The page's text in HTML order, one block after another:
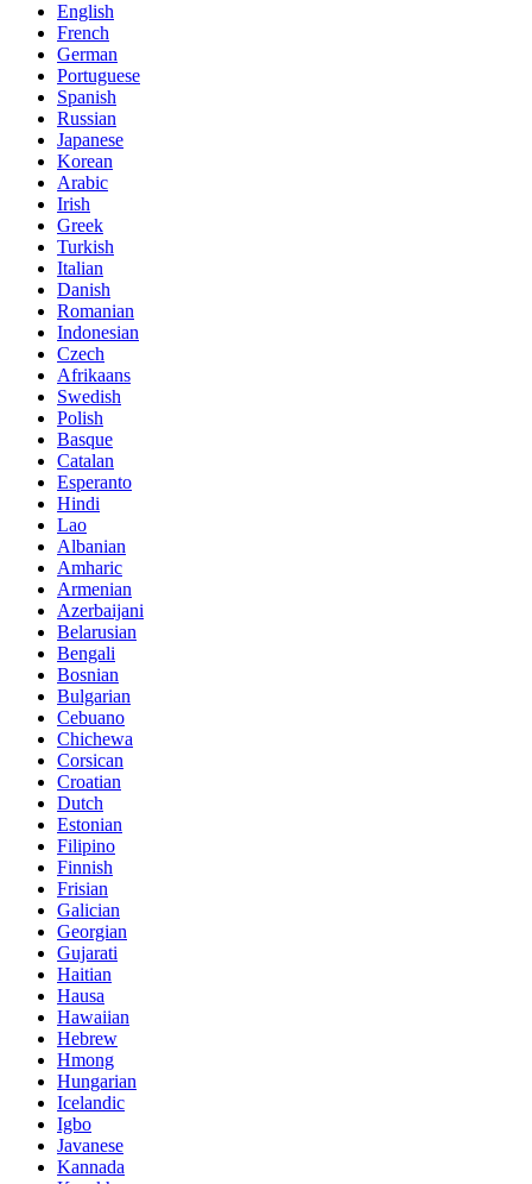
English
French
German
Portuguese
Spanish
Russian
Japanese
Korean
Arabic
Irish
Greek
Turkish
Italian
Danish
Romanian
Indonesian
Czech
Afrikaans
Swedish
Polish
Basque
Catalan
Esperanto
Hindi
Lao
Albanian
Amharic
Armenian
Azerbaijani
Belarusian
Bengali
Bosnian
Bulgarian
Cebuano
Chichewa
Corsican
Croatian
Dutch
Estonian
Filipino
Finnish
Frisian
Galician
Georgian
Gujarati
Haitian
Hausa
Hawaiian
Hebrew
Hmong
Hungarian
Icelandic
Igbo
Javanese
Kannada